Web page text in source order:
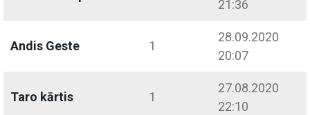
21:36
Andis Geste 1
28.09.2020
20:07
Taro kārtis 1
27.08.2020
22:10